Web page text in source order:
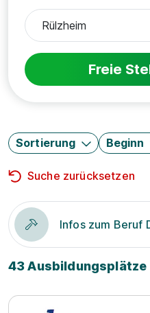
Freie
Sortierung Beginn
Suche zurücksetzen
Infos zum Beruf
43 Ausbildungsplätze